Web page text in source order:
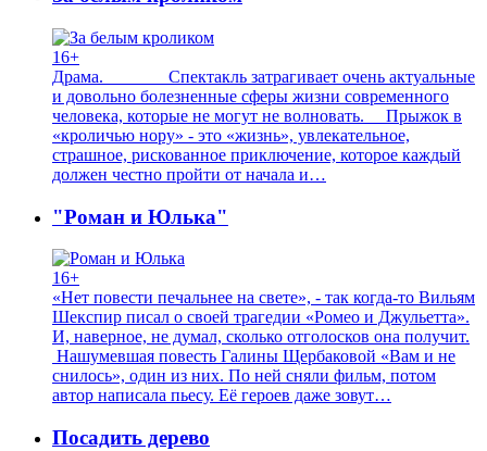
16+
Драма. Спектакль затрагивает очень актуальные
и довольно болезненные сферы жизни современного
человека, которые не могут не волновать. Прыжок в
«кроличью нору» - это «жизнь», увлекательное,
страшное, рискованное приключение, которое каждый
должен честно пройти от начала и…
"Роман и Юлька"
16+
«Нет повести печальнее на свете», - так когда-то Вильям
Шекспир писал о своей трагедии «Ромео и Джульетта».
И, наверное, не думал, сколько отголосков она получит.
Нашумевшая повесть Галины Щербаковой «Вам и не
снилось», один из них. По ней сняли фильм, потом
автор написала пьесу. Её героев даже зовут…
Посадить дерево